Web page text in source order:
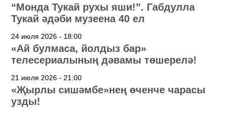
“Монда Тукай рухы яши!”. Габдулла
Тукай әдәби музеена 40 ел
24 июля 2026 - 18:00
«Ай булмаса, йолдыз бар»
телесериалының дәвамы төшерелә!
21 июля 2026 - 21:00
«Җырлы сишәмбе»нең өченче чарасы
узды!